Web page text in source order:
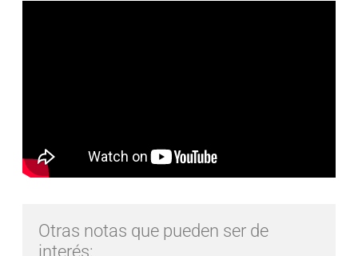
Otras notas que pueden ser de
interés: